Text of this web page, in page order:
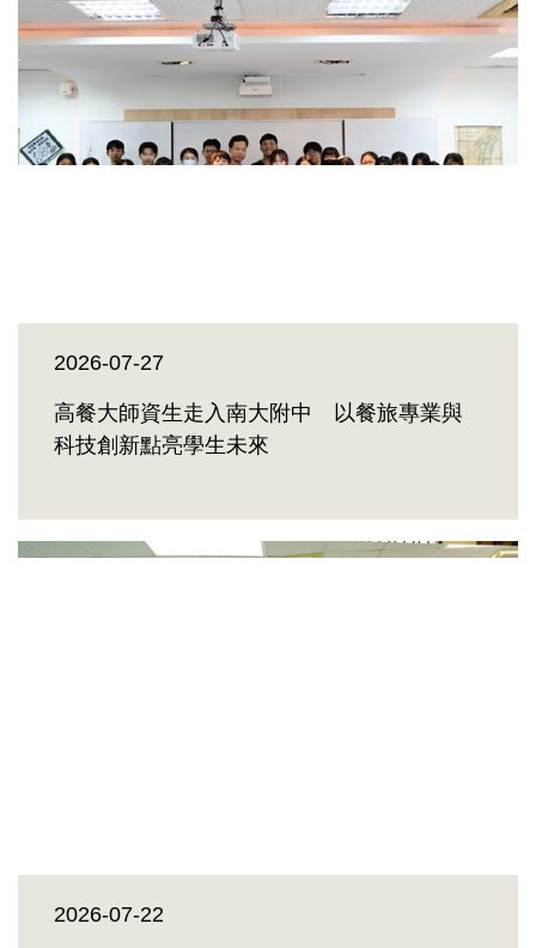
2026-07-27
高餐大師資生走入南大附中 以餐旅專業與
科技創新點亮學生未來
2026-07-22